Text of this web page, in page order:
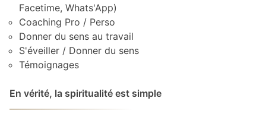
Facetime, Whats'App)
Coaching Pro / Perso
Donner du sens au travail
S'éveiller / Donner du sens
Témoignages
En vérité, la spiritualité est simple